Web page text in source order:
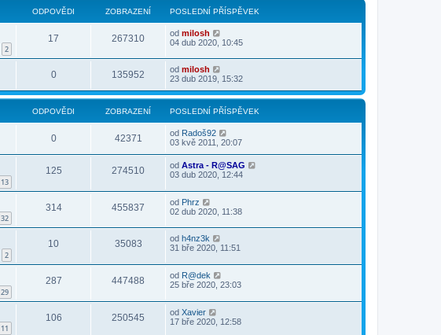
ODPOVĚDI ZOBRAZENÍ POSLEDNÍ PŘÍSPĚVEK
2
17 267310 od milosh
04 dub 2020, 10:45
0 135952 od milosh
23 dub 2019, 15:32
ODPOVĚDI ZOBRAZENÍ POSLEDNÍ PŘÍSPĚVEK
0 42371 od Radoš92
03 kvě 2011, 20:07
13
125 274510 od Astra - R@SAG
03 dub 2020, 12:44
32
314 455837 od Phrz
02 dub 2020, 11:38
2
10 35083 od h4nz3k
31 bře 2020, 11:51
29
287 447488 od R@dek
25 bře 2020, 23:03
11
106 250545 od Xavier
17 bře 2020, 12:58